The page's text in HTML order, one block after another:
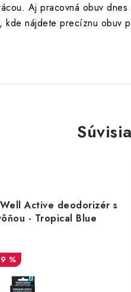
Aj pracovná obuv
kde nájdete precíznu obuv
Active deodorizér s
- Tropical Blue
%